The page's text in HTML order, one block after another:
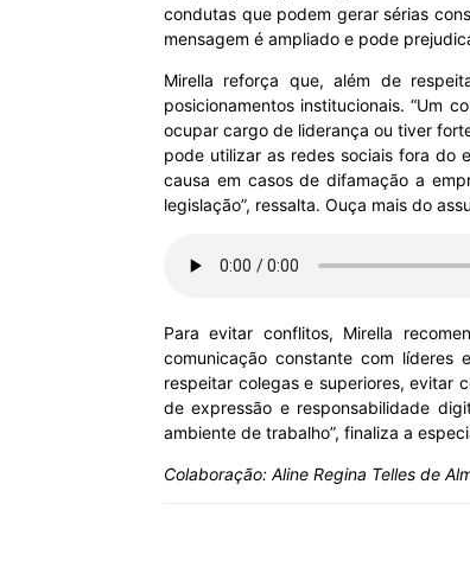
condutas que podem gerar sérias
mensagem é ampliado e pode
Mirella reforça que, além de
posicionamentos institucionais. “Um
ocupar cargo de liderança ou tiver
pode utilizar as redes sociais fora do
causa em casos de difamação a
legislação”, ressalta. Ouça mais do
Para evitar conflitos, Mirella
comunicação constante com líderes
respeitar colegas e superiores, evitar
de expressão e responsabilidade
ambiente de trabalho”, finaliza a
Colaboração: Aline Regina Telles de